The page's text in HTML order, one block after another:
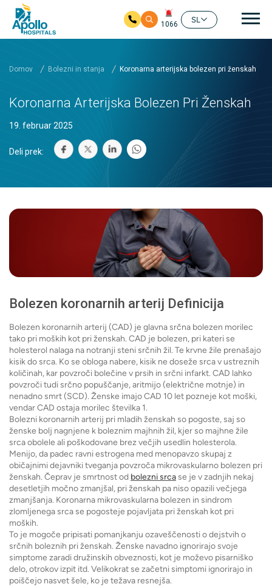
1066
SL
Domov Bolezni in stanja Koronarna arterijska bolezen pri ženskah
Koronarna Arterijska Bolezen Pri Ženskah
19. februar 2025
Deli prek:
Bolezen koronarnih arterij Definicija
Bolezen koronarnih arterij (CAD) je glavna srčna bolezen morilec
tako pri moških kot pri ženskah. CAD je bolezen, pri kateri se
holesterol nalaga na notranji steni srčnih žil. Te krvne žile prenašajo
kisik do srca. Ko se obloga nabere, kisik ne doseže srca v ustreznih
količinah, kar povzroči bolečine v prsih in srčni infarkt. CAD lahko
povzroči tudi srčno popuščanje, aritmijo (električne motnje) in
nenadno smrt (SCD). Ženske imajo CAD 10 let pozneje kot moški,
vendar CAD ostaja morilec številka 1.
Bolezni koronarnih arterij pri mladih ženskah so pogoste, saj so
ženske bolj nagnjene k boleznim majhnih žil, kjer so majhne žile
srca obolele ali poškodovane brez večjih usedlin holesterola.
Menijo, da padec ravni estrogena med menopavzo skupaj z
običajnimi dejavniki tveganja povzroča mikrovaskularno bolezen pri
ženskah. Čeprav je smrtnost od bolezni srca se je v zadnjih nekaj
desetletjih močno zmanjšal, pri ženskah pa niso opazili večjega
zmanjšanja. Koronarna mikrovaskularna bolezen in sindrom
zlomljenega srca se pogosteje pojavljata pri ženskah kot pri
moških.
To je mogoče pripisati pomanjkanju ozaveščenosti o dejstvih o
srčnih boleznih pri ženskah. Ženske navadno ignorirajo svoje
simptome zaradi družinskih obveznosti, kot je moževo pisarniško
delo, otrokov izpit itd. Velikokrat se začetni simptomi ignorirajo in
poiščejo nasvet šele, ko je težava resnejša.